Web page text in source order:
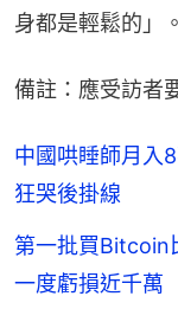
身都是輕鬆的」。
備註：應受訪者
中國哄睡師月入
狂哭後掛線
第一批買Bitcoin
一度虧損近千萬